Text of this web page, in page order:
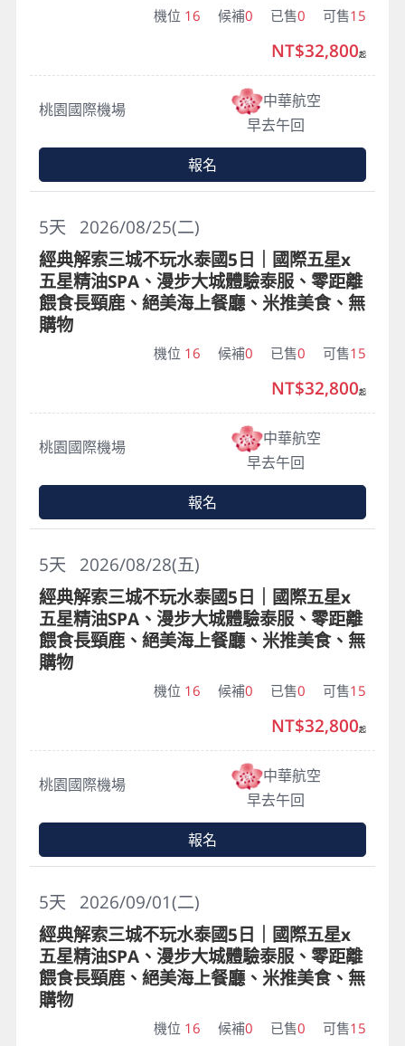
機位 16 候補0 已售0 可售15
桃園國際機場
中華航空
早去午回
NT$32,800起
報名
2026/08/25(二)
5天
經典解索三城不玩水泰國5日｜國際五星x
五星精油SPA、漫步大城體驗泰服、零距離
餵食長頸鹿、絕美海上餐廳、米推美食、無
購物
機位 16 候補0 已售0 可售15
桃園國際機場
中華航空
早去午回
NT$32,800起
報名
2026/08/28(五)
5天
經典解索三城不玩水泰國5日｜國際五星x
五星精油SPA、漫步大城體驗泰服、零距離
餵食長頸鹿、絕美海上餐廳、米推美食、無
購物
機位 16 候補0 已售0 可售15
桃園國際機場
中華航空
早去午回
NT$32,800起
報名
2026/09/01(二)
5天
經典解索三城不玩水泰國5日｜國際五星x
五星精油SPA、漫步大城體驗泰服、零距離
餵食長頸鹿、絕美海上餐廳、米推美食、無
購物
機位 16 候補0 已售0 可售15